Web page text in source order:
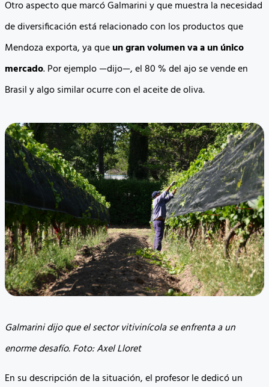
Otro aspecto que marcó Galmarini y que muestra la necesidad
de diversificación está relacionado con los productos que
Mendoza exporta, ya queun gran volumen va a un único
mercado. Por ejemplo —dijo—, el 80 % del ajo se vende en
Brasil y algo similar ocurre con el aceite de oliva.
Galmarini dijo que el sector vitivinícola se enfrenta a un
enorme desafío. Foto: Axel Lloret
En su descripción de la situación, el profesor le dedicó un